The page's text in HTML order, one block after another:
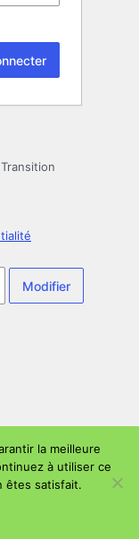
la meilleure
à utiliser ce
êtes satisfait.